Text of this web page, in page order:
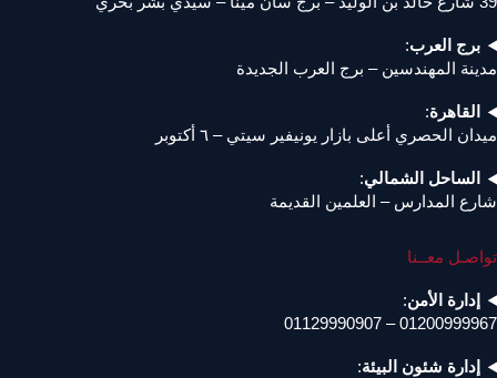
برج العرب:
مدينة المهندسين – برج العرب الجديدة
القاهرة:
ميدان الحصري أعلى بازار يونيفير سيتي – ٦ أكتوبر
الساحل الشمالي:
شارع المدارس – العلمين القديمة
تواصـل معــنا
إدارة الأمن:
01200999967 – 01129990907
إدارة شئون البيئة: